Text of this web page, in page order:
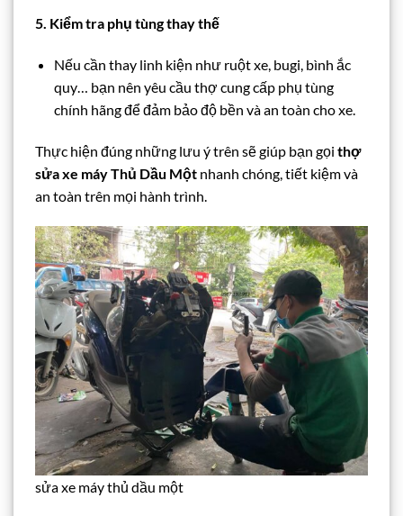
5. Kiểm tra phụ tùng thay thế
Nếu cần thay linh kiện như ruột xe, bugi, bình ắc
quy… bạn nên yêu cầu thợ cung cấp phụ tùng
chính hãng để đảm bảo độ bền và an toàn cho xe.
Thực hiện đúng những lưu ý trên sẽ giúp bạn gọi thợ
sửa xe máy Thủ Dầu Một nhanh chóng, tiết kiệm và
an toàn trên mọi hành trình.
sửa xe máy thủ dầu một